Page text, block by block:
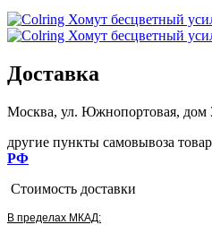
Доставка
Москва, ул. Южнопортовая, дом
другие пункты самовывоза
РФ
Стоимость доставки
В пределах МКАД: